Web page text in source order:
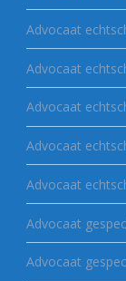
Advocaat
Advocaat
Advocaat
Advocaat
Advocaat
Advocaat
Advocaat